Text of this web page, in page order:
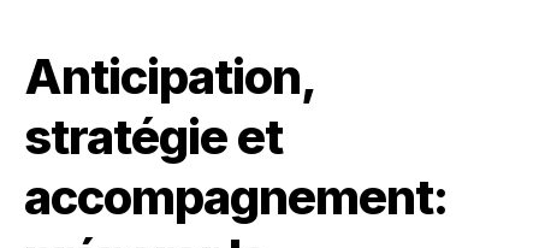
Anticipation,
stratégie et
accompagnement: